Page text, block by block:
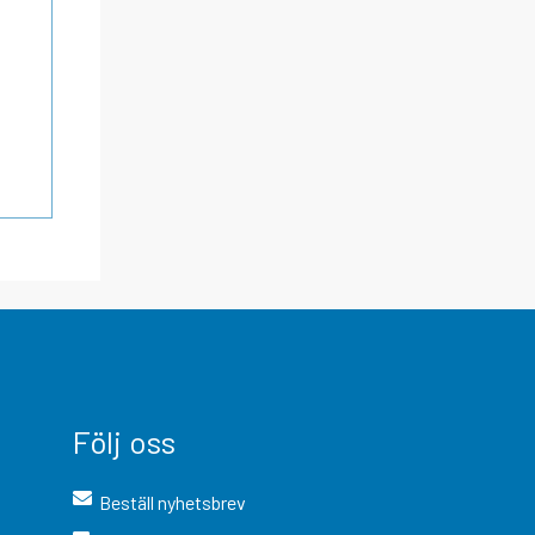
Följ oss
Beställ nyhetsbrev